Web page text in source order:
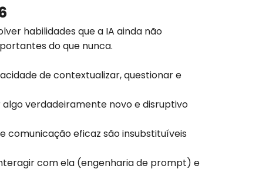
habilidades que a IA ainda não
do que nunca.
de contextualizar, questionar e
verdadeiramente novo e disruptivo
comunicação eficaz são insubstituíveis
com ela (engenharia de prompt) e